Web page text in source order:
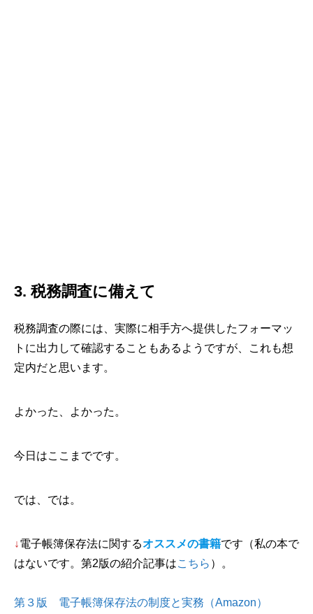
3. 税務調査に備えて
税務調査の際には、実際に相手方へ提供したフォーマッ
トに出力して確認することもあるようですが、これも想
定内だと思います。
よかった、よかった。
今日はここまでです。
では、では。
↓電子帳簿保存法に関するオススメの書籍です（私の本で
はないです。第2版の紹介記事はこちら ）。
第３版 電子帳簿保存法の制度と実務（Amazon）